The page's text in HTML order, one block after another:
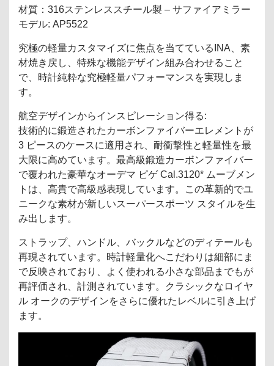
材質：316ステンレススチール製 – サファイアミラー
モデル: AP5522
究極の軽量カスタマイズに焦点を当てているINA、素
材焼き戻し、特殊な機能デザイン組み合わせること
で、時計純粋な究極軽量パフォーマンスを実現しま
す。
航空デザインからインスピレーション得る:
技術的に鍛造されたカーボンファイバーエレメントが
3 ピースのケースに適用され、耐衝撃性と軽量性を最
大限に高めています。最高級鍛造カーボンファイバー
で覆われた豪華なオーデマ ピゲ Cal.3120* ムーブメン
トは、高貴で高級感表現しています。この革新的でユ
ニークな素材が新しいスーパースポーツ スタイルを生
み出します。
ストラップ、ハンドル、バックルなどのディテールも
再現されています。時計軽量化へこだわりは細部にま
で反映されており、よく使われる小さな部品までもが
再評価され、計測されています。クラシックなロイヤ
ル オークのデザインをさらに優れたレベルに引き上げ
ます。